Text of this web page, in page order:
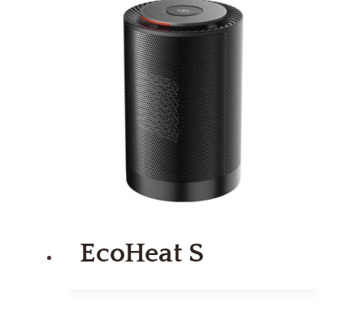
EcoHeat S